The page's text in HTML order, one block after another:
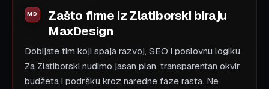
Zašto firme iz Zlatiborski biraju
MaxDesign
Dobijate tim koji spaja razvoj, SEO i poslovnu logiku.
Za Zlatiborski nudimo jasan plan, transparentan okvir
budžeta i podršku kroz naredne faze rasta. Ne